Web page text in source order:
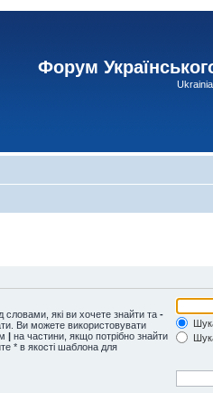
Форум
словами, які ви хочете знайти та -
Ви можете використовувати
| на частини, якщо потрібно знайти
* в якості шаблона для